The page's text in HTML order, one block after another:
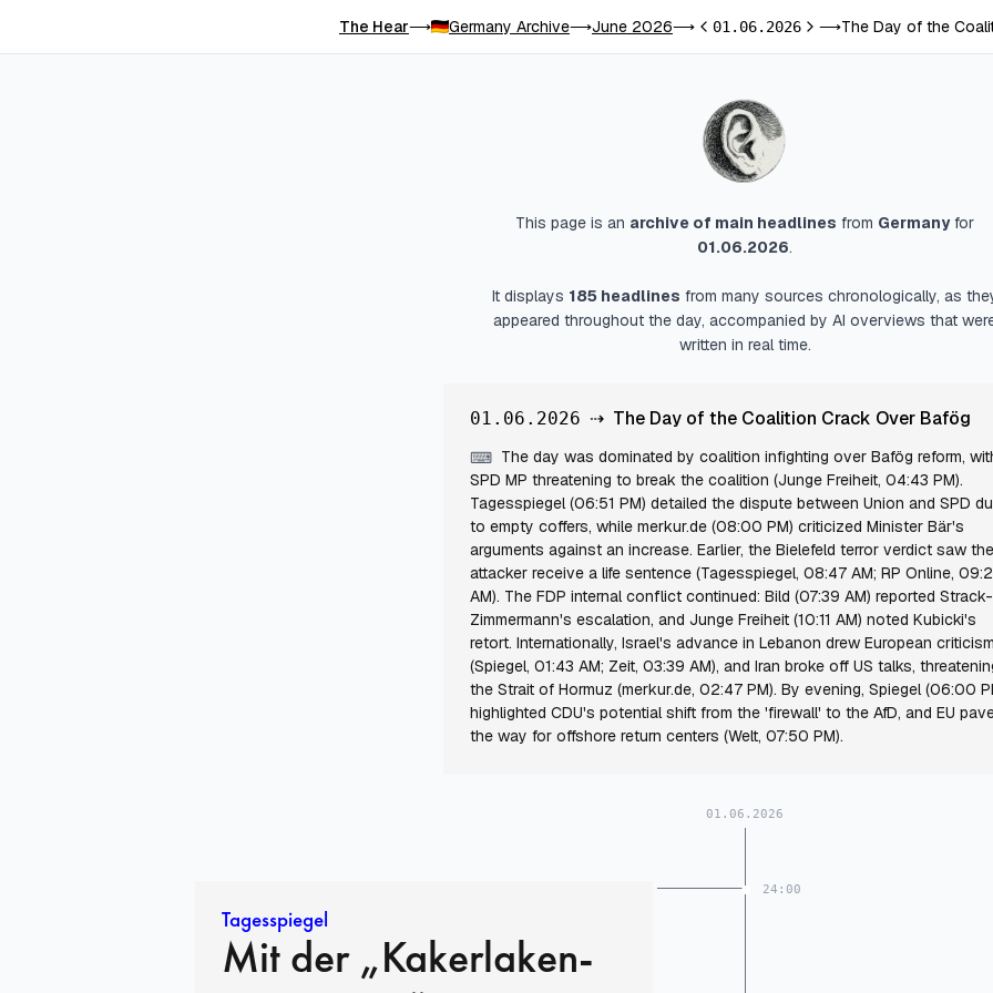
The Hear⟶ Germany Archive⟶June 2026⟶Previous day
01.06.2026Next day
⟶The Day of the
This page is an archive of main headlines from Germanyfor
01.06.2026.
It displays 185headlines from many sources chronologically, as
appeared throughout the day, accompanied by AI overviews that
written in real time.
01.06.2026 ⇢ The Day of the Coalition Crack Over Bafög
⌨ The day was dominated by coalition infighting over Bafög reform,
SPD MP threatening to break the coalition (Junge Freiheit, 04:43 PM).
Tagesspiegel (06:51 PM) detailed the dispute between Union and SPD
to empty coffers, while merkur.de (08:00 PM) criticized Minister Bär's
arguments against an increase. Earlier, the Bielefeld terror verdict saw
attacker receive a life sentence (Tagesspiegel, 08:47 AM; RP Online,
AM). The FDP internal conflict continued: Bild (07:39 AM) reported Strack-
Zimmermann's escalation, and Junge Freiheit (10:11 AM) noted Kubicki's
retort. Internationally, Israel's advance in Lebanon drew European criticism
(Spiegel, 01:43 AM; Zeit, 03:39 AM), and Iran broke off US talks,
the Strait of Hormuz (merkur.de, 02:47 PM). By evening, Spiegel (06:00
highlighted CDU's potential shift from the 'firewall' to the AfD, and EU
the way for offshore return centers (Welt, 07:50 PM).
01.06.2026
24:00
Tagesspiegel
Mit der „Kakerlaken-